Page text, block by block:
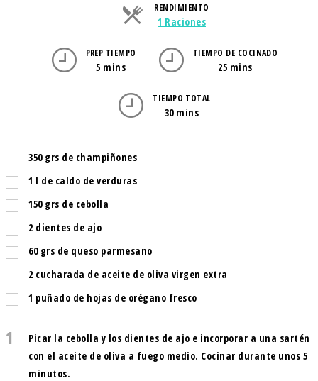
RENDIMIENTO
1 RacionesRaciones
PREP TIEMPO
5 mins
TIEMPO DE COCINADO
25 mins
TIEMPO TOTAL
30 mins
350 grs de champiñones
1 l de caldo de verduras
150 grs de cebolla
2 dientes de ajo
60 grs de queso parmesano
2 cucharada de aceite de oliva virgen extra
1 puñado de hojas de orégano fresco
1
Picar la cebolla y los dientes de ajo e incorporar a una sartén
con el aceite de oliva a fuego medio. Cocinar durante unos 5
minutos.